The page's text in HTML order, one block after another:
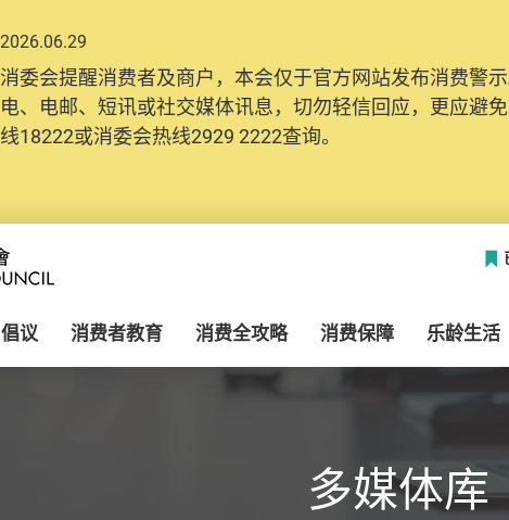
2026.06.29
消委会提醒消费者及商户，本会仅于官方网站发布消费警
电、电邮、短讯或社交媒体讯息，切勿轻信回应，更应避
线18222或消委会热线2929 2222查询。
2025.10.31
为提升使用者体验及网络安全，本会的投诉处理系统已经
消费者需要提供基本联络资料（包括姓名、电邮及电话）
纪录将清晰整合于帐户中，方便日后作出跟进。
倡议 消费者教育 消费全攻略 消费保障 乐龄生活
多媒体库